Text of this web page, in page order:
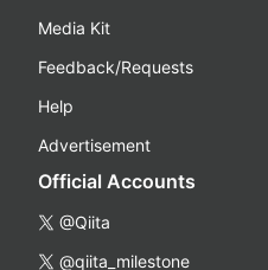
Media Kit
Feedback/Requests
Help
Advertisement
Official Accounts
@Qiita
@qiita_milestone